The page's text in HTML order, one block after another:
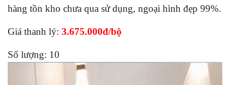
hàng tồn kho chưa qua sử dụng, ngoại hình đẹp 99%.
Giá thanh lý: 3.675.000đ/bộ
Số lượng: 10